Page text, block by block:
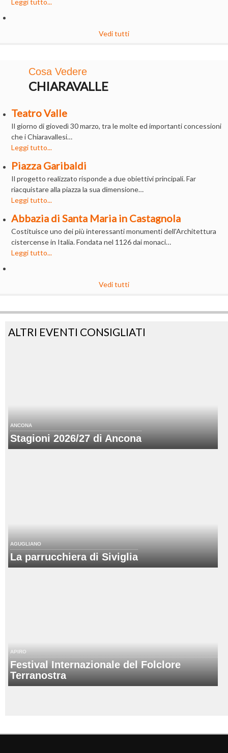
Leggi tutto...
Vedi tutti
Cosa Vedere
CHIARAVALLE
Teatro Valle
Il giorno di giovedì 30 marzo, tra le molte ed importanti concessioni
che i Chiaravallesi…
Leggi tutto...
Piazza Garibaldi
Il progetto realizzato risponde a due obiettivi principali. Far
riacquistare alla piazza la sua dimensione…
Leggi tutto...
Abbazia di Santa Maria in Castagnola
Costituisce uno dei più interessanti monumenti dell'Architettura
cistercense in Italia. Fondata nel 1126 dai monaci…
Leggi tutto...
Vedi tutti
ALTRI EVENTI CONSIGLIATI
ANCONA
Stagioni 2026/27 di Ancona
AGUGLIANO
La parrucchiera di Siviglia
APIRO
Festival Internazionale del Folclore
Terranostra